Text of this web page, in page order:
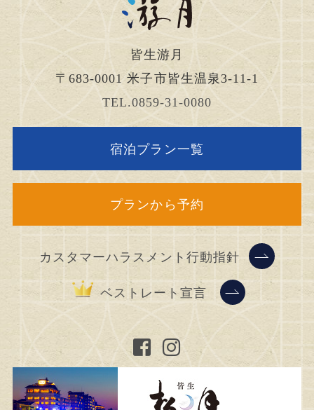
皆生游月
〒683-0001 米子市皆生温泉3-11-1
TEL.0859-31-0080
宿泊プラン一覧
プランから予約
カスタマーハラスメント行動指針
ベストレート宣言